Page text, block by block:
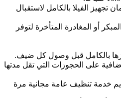
تجهيز الفيلا بالكامل لاستقبال
أو المغادرة المتأخرة لتوفر
بالكامل قبل وصول كل ضيف.
على الحجوزات التي تقل مدتها
خدمة تنظيف عامة مجانية مرة